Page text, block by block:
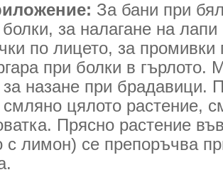
За бани при
за налагане на
по лицето, за промивки
при болки в гърлото.
назане при брадавици.
смляно цялото растение,
Прясно растение
с лимон) се препоръчва